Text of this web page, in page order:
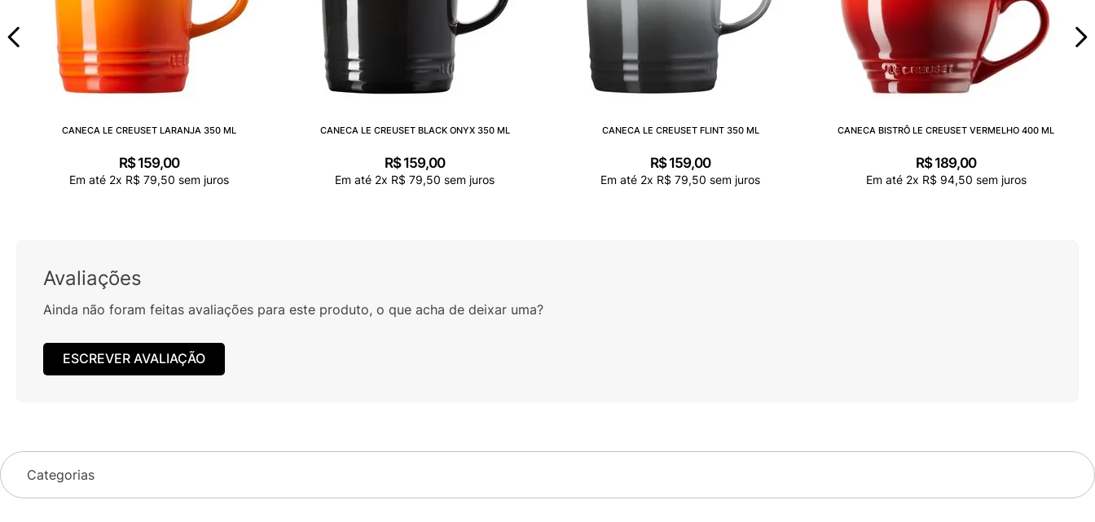
CANECA LE CREUSET LARANJA 350 ML
R$ 159,00
Em até 2x R$ 79,50 sem juros
CANECA LE CREUSET BLACK ONYX 350 ML
R$ 159,00
Em até 2x R$ 79,50 sem juros
CANECA LE CREUSET FLINT 350 ML
R$ 159,00
Em até 2x R$ 79,50 sem juros
CANECA BISTRÔ LE CREUSET VERMELHO 400 ML
R$ 189,00
Em até 2x R$ 94,50 sem juros
Avaliações
Ainda não foram feitas avaliações para este produto, o que acha de deixar uma?
ESCREVER AVALIAÇÃO
Categorias